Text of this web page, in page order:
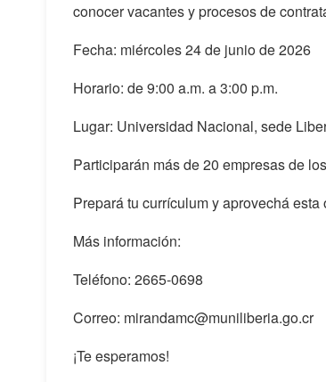
conocer vacantes y procesos de
Fecha: miércoles 24 de junio de 2026
Horario: de 9:00 a.m. a 3:00 p.m.
Lugar: Universidad Nacional, sede
Participarán más de 20 empresas de
Prepará tu currículum y aprovechá
Más información:
Teléfono: 2665-0698
Correo: mirandamc@muniliberia.go.cr
¡Te esperamos!